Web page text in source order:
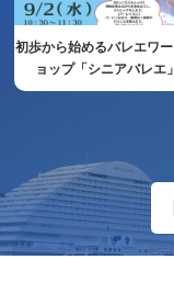
初歩から始めるバレエワ
ョップ「シニアバレエ」